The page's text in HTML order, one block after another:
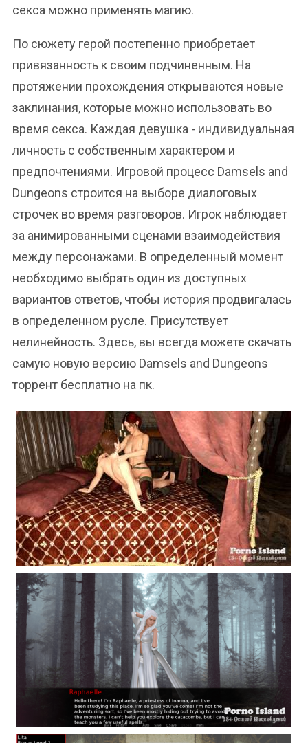
секса можно применять магию.
По сюжету герой постепенно приобретает
привязанность к своим подчиненным. На
протяжении прохождения открываются новые
заклинания, которые можно использовать во
время секса. Каждая девушка - индивидуальная
личность с собственным характером и
предпочтениями. Игровой процесс Damsels and
Dungeons строится на выборе диалоговых
строчек во время разговоров. Игрок наблюдает
за анимированными сценами взаимодействия
между персонажами. В определенный момент
необходимо выбрать один из доступных
вариантов ответов, чтобы история продвигалась
в определенном русле. Присутствует
нелинейность. Здесь, вы всегда можете скачать
самую новую версию Damsels and Dungeons
торрент бесплатно на пк.